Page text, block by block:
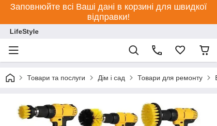
Заповнюйте всі Ваші дані в корзині для швидкої
відправки!
LifeStyle
Товари та послуги Дім і сад Товари для ремонту